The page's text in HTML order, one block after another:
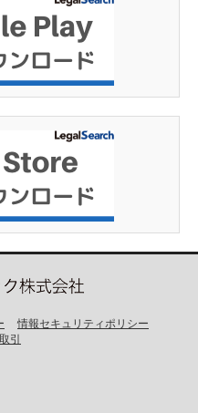
情報セキュリティポリシー
引